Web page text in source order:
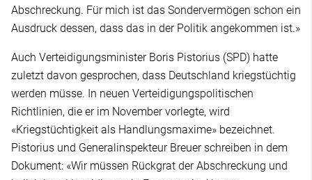
Abschreckung. Für mich ist das Sondervermögen schon ein
Ausdruck dessen, dass das in der Politik angekommen ist.»
Auch Verteidigungsminister Boris Pistorius (SPD) hatte
zuletzt davon gesprochen, dass Deutschland kriegstüchtig
werden müsse. In neuen Verteidigungspolitischen
Richtlinien, die er im November vorlegte, wird
«Kriegstüchtigkeit als Handlungsmaxime» bezeichnet.
Pistorius und Generalinspekteur Breuer schreiben in dem
Dokument: «Wir müssen Rückgrat der Abschreckung und